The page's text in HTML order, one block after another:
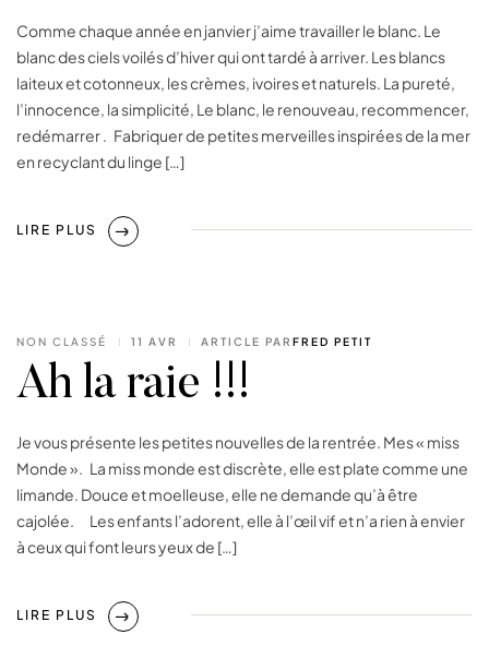
Comme chaque année en janvier j’aime travailler le blanc. Le
blanc des ciels voilés d’hiver qui ont tardé à arriver. Les blancs
laiteux et cotonneux, les crèmes, ivoires et naturels. La pureté,
l’innocence, la simplicité, Le blanc, le renouveau, recommencer,
redémarrer . Fabriquer de petites merveilles inspirées de la mer
en recyclant du linge […]
LIRE PLUS
NON CLASSÉ 11 AVR ARTICLE PAR FRED PETIT
Ah la raie !!!
Je vous présente les petites nouvelles de la rentrée. Mes « miss
Monde ». La miss monde est discrète, elle est plate comme une
limande. Douce et moelleuse, elle ne demande qu’à être
cajolée. Les enfants l’adorent, elle à l’œil vif et n’a rien à envier
à ceux qui font leurs yeux de […]
LIRE PLUS